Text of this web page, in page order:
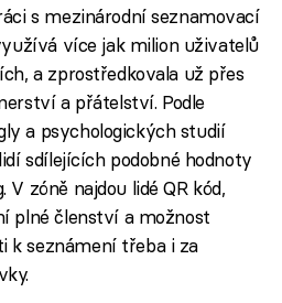
s mezinárodní seznamovací
více jak milion uživatelů
a zprostředkovala už přes
a přátelství. Podle
a psychologických studií
sdílejících podobné hodnoty
zóně najdou lidé QR kód,
plné členství a možnost
k seznámení třeba i za